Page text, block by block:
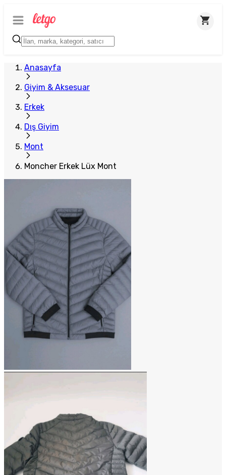
Anasayfa
Giyim & Aksesuar
Erkek
Dış Giyim
Mont
Moncher Erkek Lüx Mont